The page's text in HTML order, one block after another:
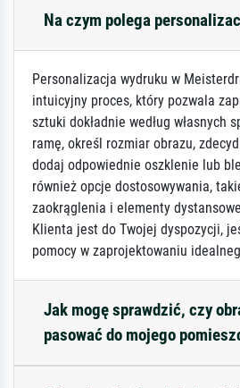
Na czym polega
Personalizacja wydruku w
intuicyjny proces, który pozwala
sztuki dokładnie według własnych
ramę, określ rozmiar obrazu,
dodaj odpowiednie oszklenie lub
również opcje dostosowywania,
zaokrąglenia i elementy
Klienta jest do Twojej dyspozycji,
pomocy w zaprojektowaniu
Jak mogę sprawdzić, czy
pasować do mojego